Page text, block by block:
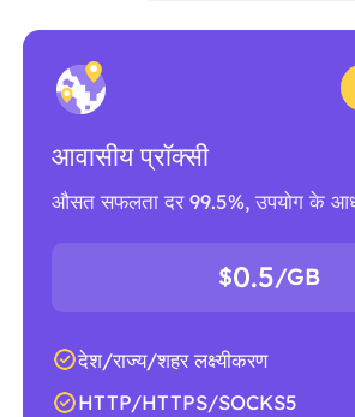
आवासीय प्रॉक्सी
औसत सफलता दर 99.5%, उपयोग के
$0.5/GB
देश/राज्य/शहर लक्ष्यीकरण
HTTP/HTTPS/SOCKS5